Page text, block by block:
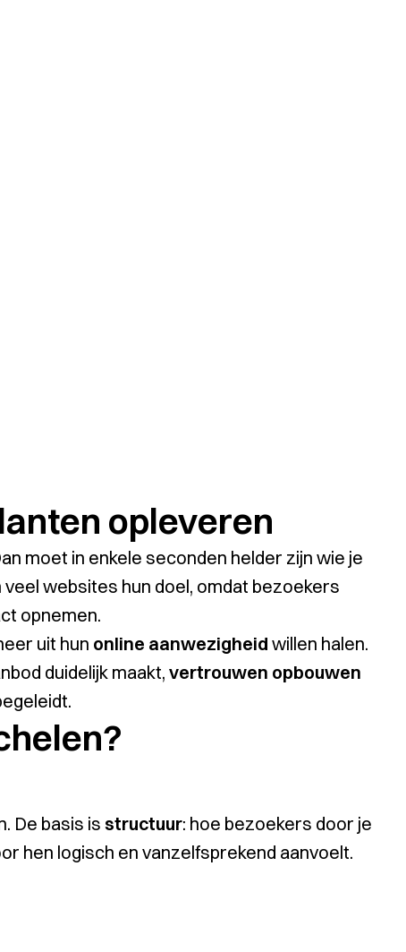
opleveren
moet in enkele seconden helder zijn wie je
websites hun doel, omdat bezoekers
opnemen.
uit hun online aanwezigheid willen halen.
duidelijk maakt, vertrouwen opbouwen
De basis is structuur: hoe bezoekers door je
hen logisch en vanzelfsprekend aanvoelt.